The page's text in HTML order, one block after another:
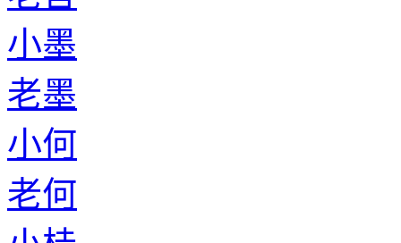
小墨
老墨
小何
老何